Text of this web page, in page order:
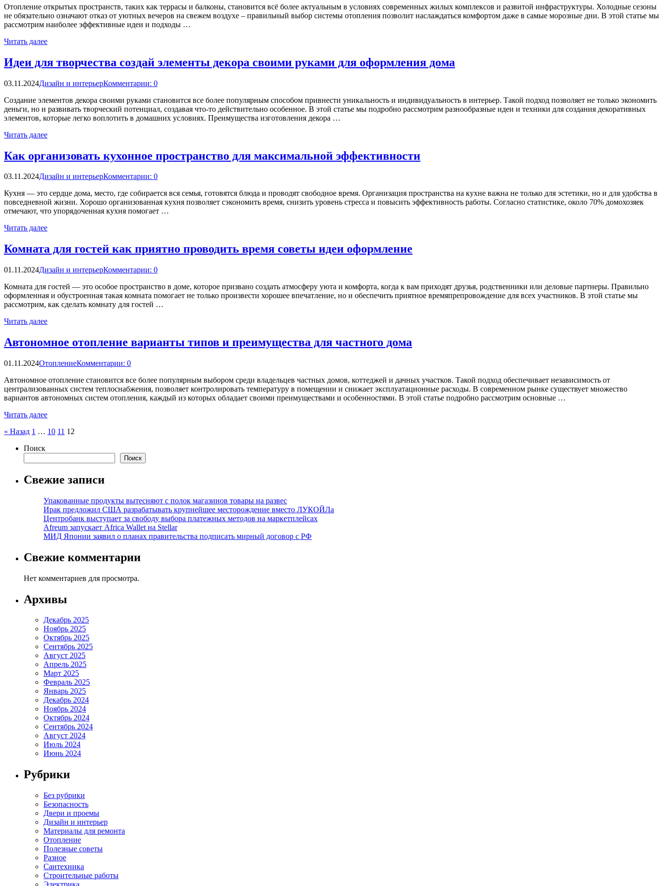
Отопление открытых пространств, таких как террасы и балконы, становится всё более актуальным в условиях современных жилых комплексов и развитой инфраструктуры. Холодные сезоны
не обязательно означают отказ от уютных вечеров на свежем воздухе – правильный выбор системы отопления позволит наслаждаться комфортом даже в самые морозные дни. В этой статье мы
рассмотрим наиболее эффективные идеи и подходы …
Читать далее
Идеи для творчества создай элементы декора своими руками для оформления дома
03.11.2024Дизайн и интерьерКомментарии: 0
Создание элементов декора своими руками становится все более популярным способом привнести уникальность и индивидуальность в интерьер. Такой подход позволяет не только экономить
деньги, но и развивать творческий потенциал, создавая что-то действительно особенное. В этой статье мы подробно рассмотрим разнообразные идеи и техники для создания декоративных
элементов, которые легко воплотить в домашних условиях. Преимущества изготовления декора …
Читать далее
Как организовать кухонное пространство для максимальной эффективности
03.11.2024Дизайн и интерьерКомментарии: 0
Кухня — это сердце дома, место, где собирается вся семья, готовятся блюда и проводят свободное время. Организация пространства на кухне важна не только для эстетики, но и для удобства в
повседневной жизни. Хорошо организованная кухня позволяет сэкономить время, снизить уровень стресса и повысить эффективность работы. Согласно статистике, около 70% домохозяек
отмечают, что упорядоченная кухня помогает …
Читать далее
Комната для гостей как приятно проводить время советы идеи оформление
01.11.2024Дизайн и интерьерКомментарии: 0
Комната для гостей — это особое пространство в доме, которое призвано создать атмосферу уюта и комфорта, когда к вам приходят друзья, родственники или деловые партнеры. Правильно
оформленная и обустроенная такая комната помогает не только произвести хорошее впечатление, но и обеспечить приятное времяпрепровождение для всех участников. В этой статье мы
рассмотрим, как сделать комнату для гостей …
Читать далее
Автономное отопление варианты типов и преимущества для частного дома
01.11.2024ОтоплениеКомментарии: 0
Автономное отопление становится все более популярным выбором среди владельцев частных домов, коттеджей и дачных участков. Такой подход обеспечивает независимость от
централизованных систем теплоснабжения, позволяет контролировать температуру в помещении и снижает эксплуатационные расходы. В современном рынке существует множество
вариантов автономных систем отопления, каждый из которых обладает своими преимуществами и особенностями. В этой статье подробно рассмотрим основные …
Читать далее
Пагинация
записей
« Назад 1 … 10 11 12
Поиск
Поиск
Свежие записи
Упакованные продукты вытесняют с полок магазинов товары на развес
Ирак предложил США разрабатывать крупнейшее месторождение вместо ЛУКОЙЛа
Центробанк выступает за свободу выбора платежных методов на маркетплейсах
Afreum запускает Africa Wallet на Stellar
МИД Японии заявил о планах правительства подписать мирный договор с РФ
Свежие комментарии
Нет комментариев для просмотра.
Архивы
Декабрь 2025
Ноябрь 2025
Октябрь 2025
Сентябрь 2025
Август 2025
Апрель 2025
Март 2025
Февраль 2025
Январь 2025
Декабрь 2024
Ноябрь 2024
Октябрь 2024
Сентябрь 2024
Август 2024
Июль 2024
Июнь 2024
Рубрики
Без рубрики
Безопасность
Двери и проемы
Дизайн и интерьер
Материалы для ремонта
Отопление
Полезные советы
Разное
Сантехника
Строительные работы